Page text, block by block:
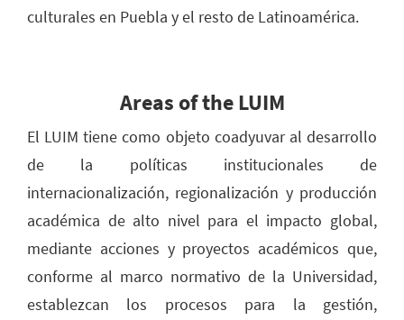
culturales en Puebla y el resto de Latinoamérica.
Areas of the LUIM
El LUIM tiene como objeto coadyuvar al desarrollo
de la políticas institucionales de
internacionalización, regionalización y producción
académica de alto nivel para el impacto global,
mediante acciones y proyectos académicos que,
conforme al marco normativo de la Universidad,
establezcan los procesos para la gestión,